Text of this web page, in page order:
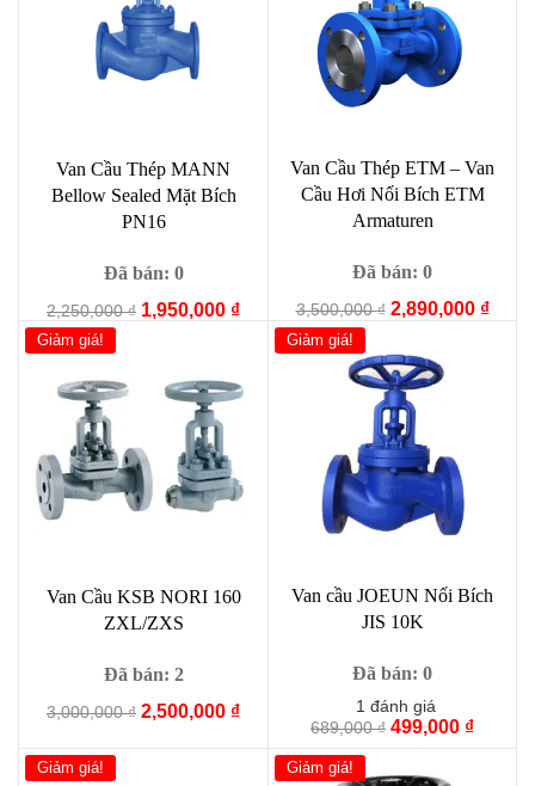
Van Cầu Thép MANN
Bellow Sealed Mặt Bích
PN16
Đã bán: 0
2,250,000₫ Giá
2,250,000 ₫.
1,950,000 ₫Giá
hiện
là:
Van Cầu Thép ETM – Van
Cầu Hơi Nối Bích ETM
Armaturen
Đã bán: 0
3,500,000₫ Giá
là:
3,500,000 ₫.
2,890,000 ₫Giá
Giảm giá!
Van Cầu KSB NORI 160
ZXL/ZXS
Đã bán: 2
3,000,000₫ Giá
2,500,000 ₫Giá
Giảm giá!
Van cầu JOEUN Nối Bích
JIS 10K
Đã bán: 0
1 đánh giá
689,000₫ Giá
gốc
là:
499,000 ₫Giá
hiện
Giảm giá! Giảm giá!